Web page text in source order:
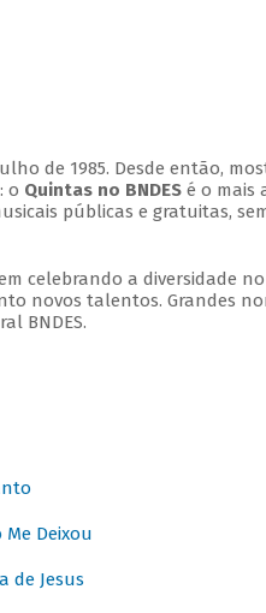
de 1985. Desde então,
o Quintas no BNDESé o mais
públicas e gratuitas,
celebrando a diversidade
novos talentos. Grandes
BNDES.
Me Deixou
de Jesus